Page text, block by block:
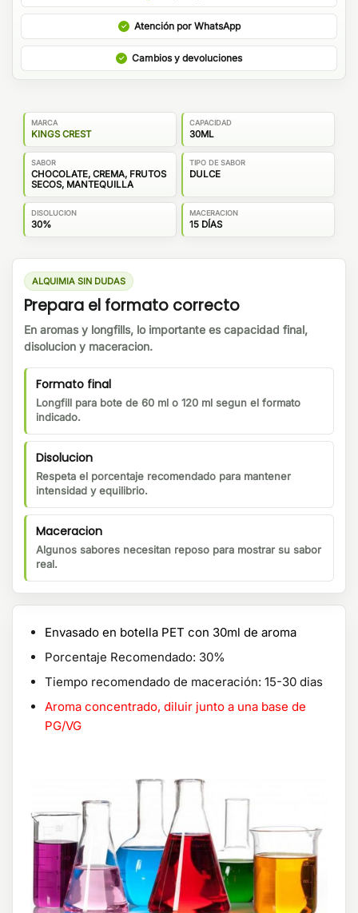
Atención por WhatsApp
Cambios y devoluciones
MARCA
KINGS CREST
CAPACIDAD
30ML
SABOR
CHOCOLATE, CREMA, FRUTOS
SECOS, MANTEQUILLA
TIPO DE SABOR
DULCE
DISOLUCION
30%
MACERACION
15 DÍAS
ALQUIMIA SIN DUDAS
Prepara el formato correcto
En aromas y longfills, lo importante es capacidad final,
disolucion y maceracion.
Formato final
Longfill para bote de 60 ml o 120 ml segun el formato
indicado.
Disolucion
Respeta el porcentaje recomendado para mantener
intensidad y equilibrio.
Maceracion
Algunos sabores necesitan reposo para mostrar su sabor
real.
Envasado en botella PET con 30ml de aroma
Porcentaje Recomendado: 30%
Tiempo recomendado de maceración: 15-30 dias
Aroma concentrado, diluir junto a una base de
PG/VG